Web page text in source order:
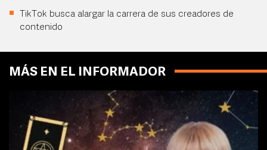
TikTok busca alargar la carrera de sus creadores de
contenido
MÁS EN EL INFORMADOR